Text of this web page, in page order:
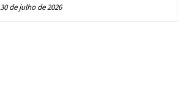
30 de julho de 2026